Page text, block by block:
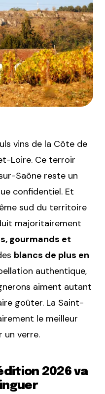
vins de la Côte de
Loire. Ce terroir
Saône reste un
confidentiel. Et
sud du territoire
majoritairement
gourmands et
blancs de plus en
authentique,
aiment autant
goûter. La Saint-
le meilleur
un verre.
2026 va